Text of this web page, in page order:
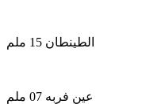
الطينطان 15 ملم
عين فربه 07 ملم